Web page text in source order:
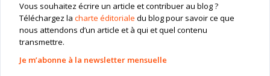
Vous souhaitez écrire un article et contribuer au blog ?
Téléchargez la charte éditoriale du blog pour savoir ce que
nous attendons d’un article et à qui et quel contenu
transmettre.
Je m’abonne à la newsletter mensuelle